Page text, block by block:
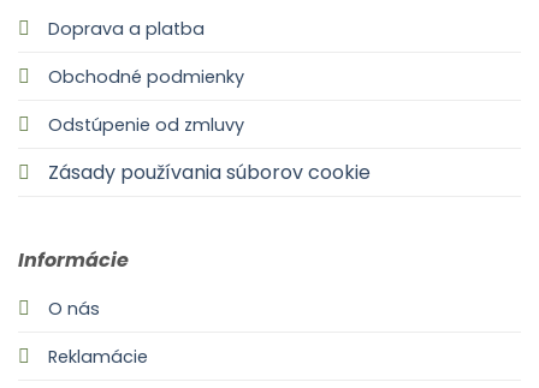
Doprava a platba
Obchodné podmienky
Odstúpenie od zmluvy
Zásady používania súborov cookie
Informácie
O nás
Reklamácie